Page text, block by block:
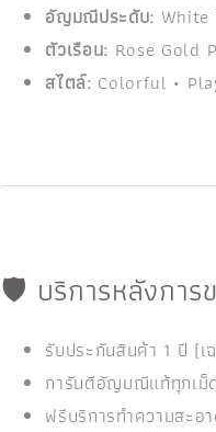
อัญมณีประดับ: White
ตัวเรือน: Rose Gold
สไตล์: Colorful •
🛡️ บริการหลังการ
รับประกันสินค้า 1 ปี (
การันตีอัญมณีแท้ทุกเม็ด
ฟรีบริการทำความสะอ